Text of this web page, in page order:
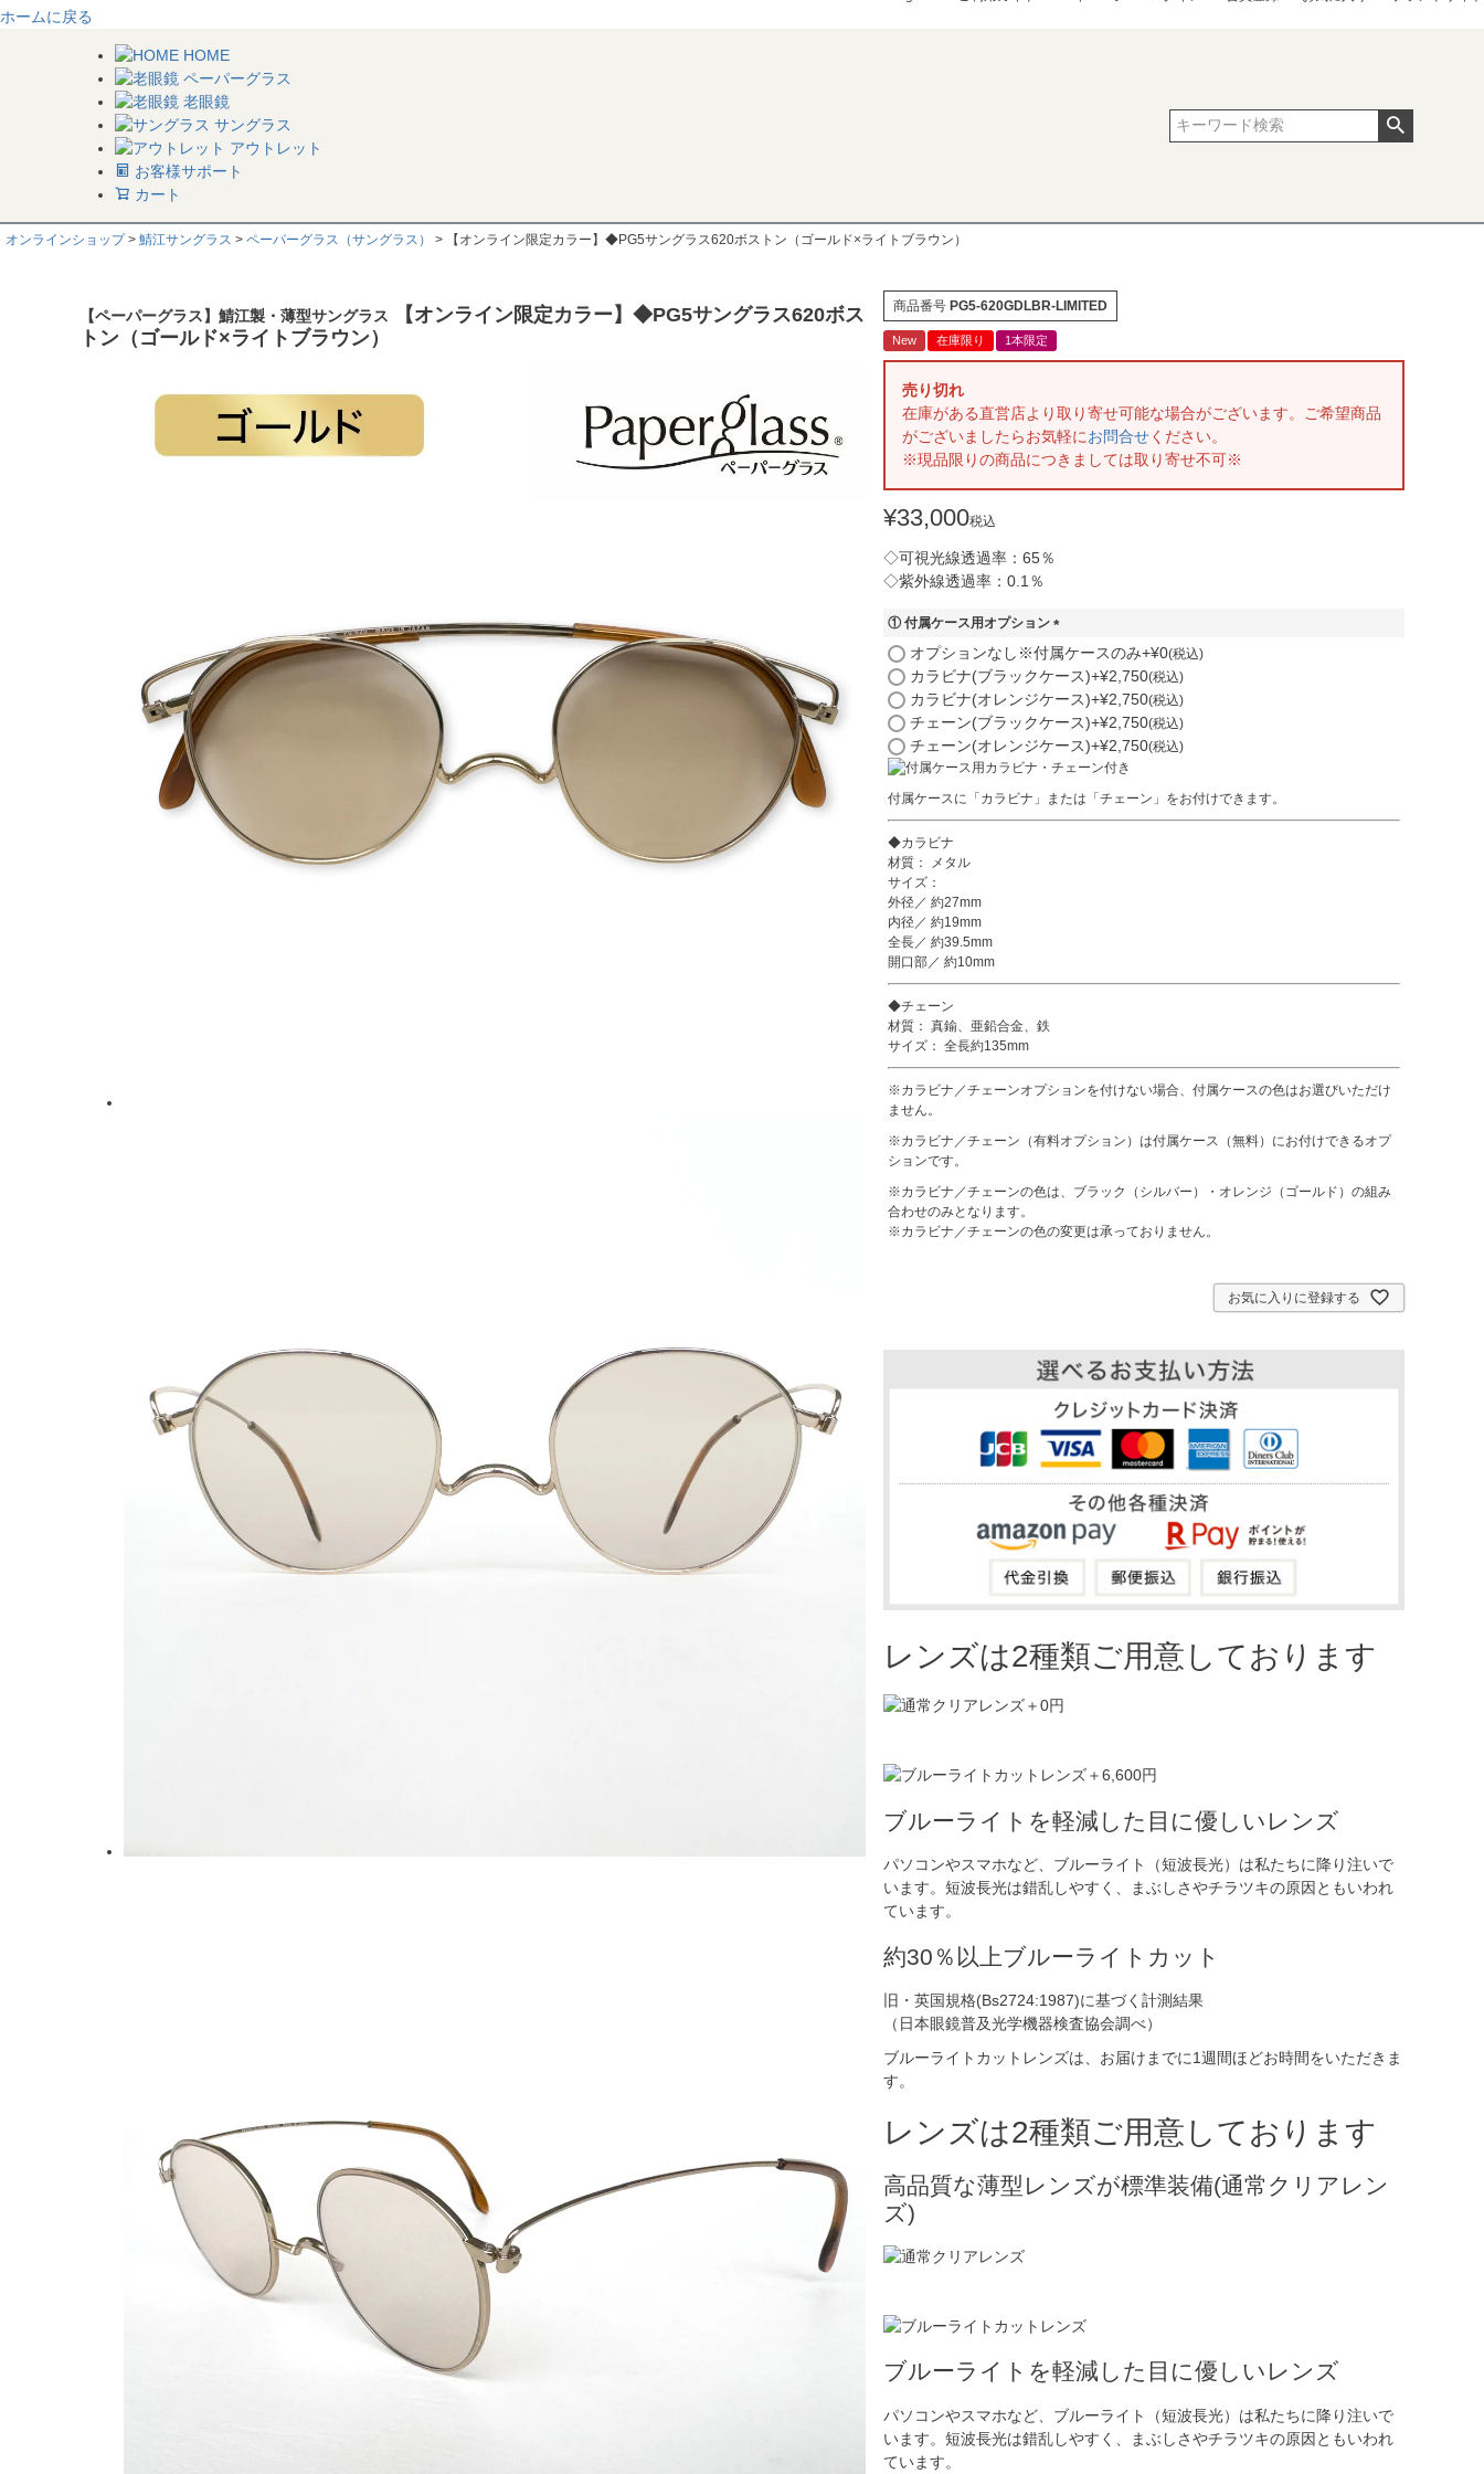
ホームに戻る
HOME
ペーパーグラス
老眼鏡
サングラス
アウトレット
お客様サポート
カート
オンラインショップ 鯖江サングラス ペーパーグラス（サングラス） 【オンライン限定カラー】◆PG5サングラス620ボストン（ゴールド×ライトブラウン）
【ペーパーグラス】鯖江製・薄型サングラス
【オンライン限定カラー】◆PG5サングラス620ボス
トン（ゴールド×ライトブラウン）
商品番号 PG5-620GDLBR-LIMITED
New 在庫限り 1本限定
売り切れ
在庫がある直営店より取り寄せ可能な場合がございます。ご希望商品
がございましたらお気軽にお問合せください。
※現品限りの商品につきましては取り寄せ不可※
¥33,000税込
◇可視光線透過率：65％
◇紫外線透過率：0.1％
① 付属ケース用オプション
(
オプションなし※付属ケースのみ+¥0 税込
カラビナ(ブラックケース)+¥2,750 税込
カラビナ(オレンジケース)+¥2,750 税込
チェーン(ブラックケース)+¥2,750 税込
チェーン(オレンジケース)+¥2,750 税込
付属ケースに「カラビナ」または「チェーン」をお付けできます。
◆カラビナ
材質： メタル
サイズ：
外径／ 約27mm
内径／ 約19mm
全長／ 約39.5mm
開口部／ 約10mm
◆チェーン
材質： 真鍮、亜鉛合金、鉄
サイズ： 全長約135mm
※カラビナ／チェーンオプションを付けない場合、付属ケースの色はお選びいただけ
ません。
※カラビナ／チェーン（有料オプション）は付属ケース（無料）にお付けできるオプ
ションです。
※カラビナ／チェーンの色は、ブラック（シルバー）・オレンジ（ゴールド）の組み
合わせのみとなります。
※カラビナ／チェーンの色の変更は承っておりません。
お気に入りに登録する
レンズは2種類ご用意しております
ブルーライトを軽減した目に優しいレンズ
パソコンやスマホなど、ブルーライト（短波長光）は私たちに降り注いで
います。短波長光は錯乱しやすく、まぶしさやチラツキの原因ともいわれ
ています。
約30％以上ブルーライトカット
旧・英国規格(Bs2724:1987)に基づく計測結果
（日本眼鏡普及光学機器検査協会調べ）
ブルーライトカットレンズは、お届けまでに1週間ほどお時間をいただきま
す。
レンズは2種類ご用意しております
高品質な薄型レンズが標準装備(通常クリアレン
ズ)
ブルーライトを軽減した目に優しいレンズ
パソコンやスマホなど、ブルーライト（短波長光）は私たちに降り注いで
います。短波長光は錯乱しやすく、まぶしさやチラツキの原因ともいわれ
ています。